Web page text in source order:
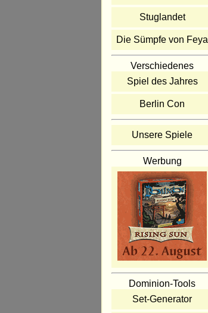
Stuglandet
Die Sümpfe von Feya
Verschiedenes
Spiel des Jahres
Berlin Con
Unsere Spiele
Werbung
Dominion-Tools
Set-Generator